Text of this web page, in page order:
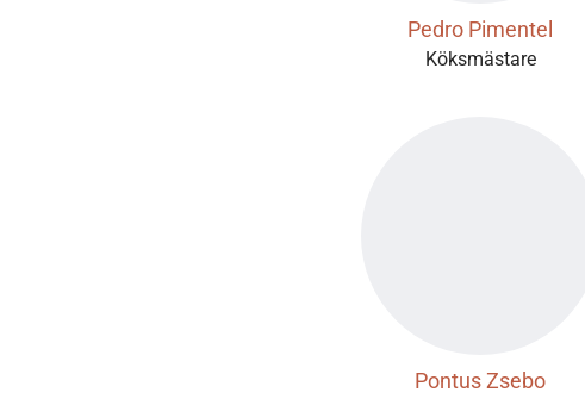
Pedro Pimentel
Köksmästare
Pontus Zsebo